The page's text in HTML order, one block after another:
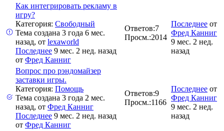
Как интегрировать рекламу в
игру?
Категория: Свободный
Тема создана 3 года 6 мес.
назад, от lexaworld
Последнее 9 мес. 2 нед. назад
от Фред Канниг
Ответов:7
Просм.:2014
Последнее от
Фред Канниг
9 мес. 2 нед.
назад
Вопрос про рэндомайзер
заставки игры.
Категория: Помощь
Тема создана 3 года 2 мес.
назад, от Фред Канниг
Последнее 9 мес. 2 нед. назад
от Фред Канниг
Ответов:9
Просм.:1166
Последнее от
Фред Канниг
9 мес. 2 нед.
назад